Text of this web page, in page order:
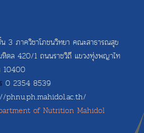
3 ภาควิชาโภชนวิทยา คณะสาธารณสุข
หิดล 420/1 ถนนราชวิถี แขวงทุ่งพญาไท
10400
0 2354 8539
phnu.ph.mahidol.ac.th/
of Nutrition Mahidol